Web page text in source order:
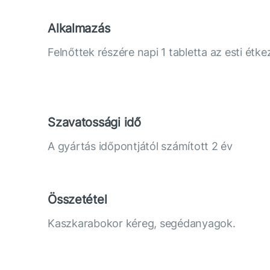
Alkalmazás
Felnőttek részére napi 1 tabletta az esti
Szavatossági idő
A gyártás időpontjától számított 2 év
Összetétel
Kaszkarabokor kéreg, segédanyagok.